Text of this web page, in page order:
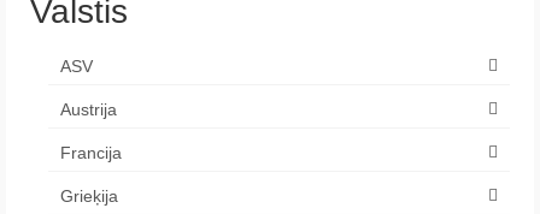
Valstis
ASV
Austrija
Francija
Grieķija